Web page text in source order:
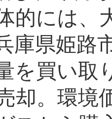
的には、
庫県姫路
を買い取
却。環境